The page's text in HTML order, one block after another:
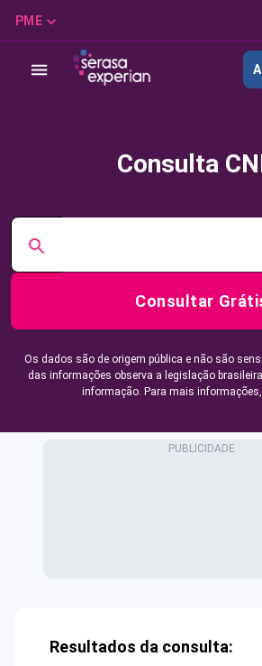
PME
Consulta
Consultar
Os dados são de origem pública e não são
das informações observa a legislação
informação. Para mais informações,
Resultados da consulta: